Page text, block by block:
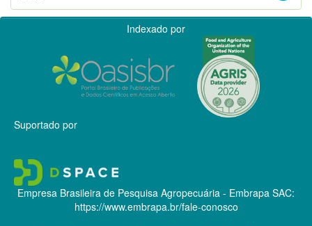
Indexado por
Suportado por
Empresa Brasileira de Pesquisa Agropecuária - Embrapa SAC:
https://www.embrapa.br/fale-conosco